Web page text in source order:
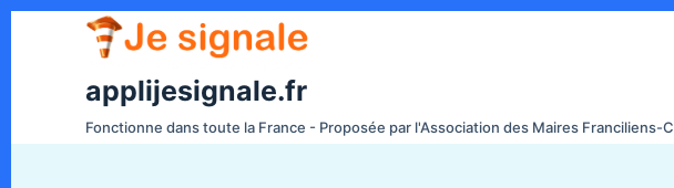
e
applijesignale.fr
Fonctionne dans toute la France - Proposée par l'Association des Maires Franciliens-